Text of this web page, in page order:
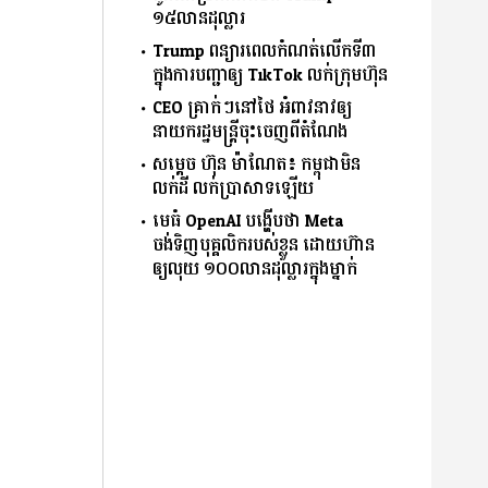
១៥លានដុល្លារ
Trump ពន្យារពេលកំណត់លើកទី៣
ក្នុងការបញ្ជាឲ្យ TikTok លក់ក្រុមហ៊ុន
CEO គ្រាក់ៗនៅថៃ អំពាវនាវឲ្យ
នាយករដ្ឋមន្ត្រីចុះចេញពីតំណែង
សម្ដេច ហ៊ុន ម៉ាណែត៖ កម្ពុជាមិន
លក់ដី លក់ប្រាសាទឡើយ
មេធំ OpenAI បង្ហើបថា Meta
ចង់ទិញបុគ្គលិករបស់ខ្លួន ដោយហ៊ាន
ឲ្យលុយ ១០០លានដុល្លារក្នុងម្នាក់